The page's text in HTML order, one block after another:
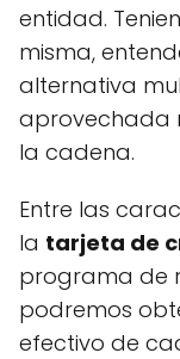
entidad.
misma,
alternativa
aprovechada
la cadena.
Entre las
la tarjeta de
programa de
podremos
efectivo de